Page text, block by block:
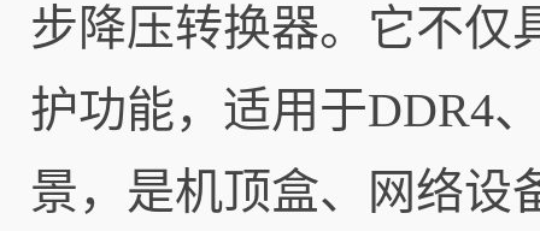
步降压转换器。它不仅
护功能，适用于DDR4
景，是机顶盒、网络设